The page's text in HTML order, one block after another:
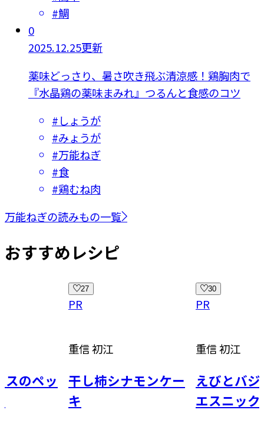
#鯛
0
2025.12.25更新
薬味どっさり、暑さ吹き飛ぶ清涼感！鶏胸肉で
『水晶鶏の薬味まみれ』つるんと食感のコツ
#しょうが
#みょうが
#万能ねぎ
#食
#鶏むね肉
万能ねぎの読みもの一覧
おすすめレシピ
スのペッ
27
PR
重信 初江
干し柿シナモンケー
キ
30
PR
重信 初江
えびとバ
エスニッ